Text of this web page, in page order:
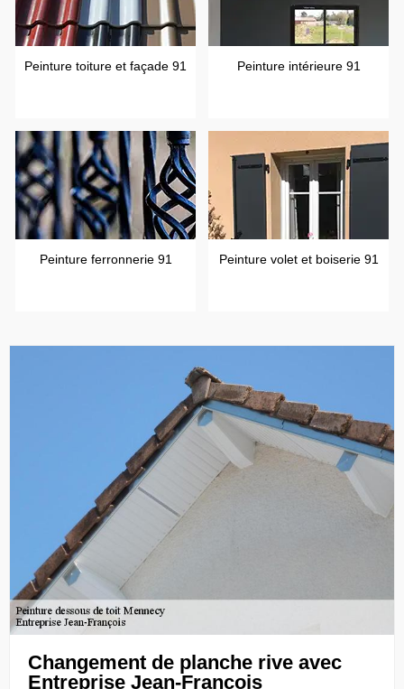
Peinture toiture et façade 91 Peinture intérieure 91
Peinture ferronnerie 91 Peinture volet et boiserie 91
Changement de planche rive avec
Entreprise Jean-François